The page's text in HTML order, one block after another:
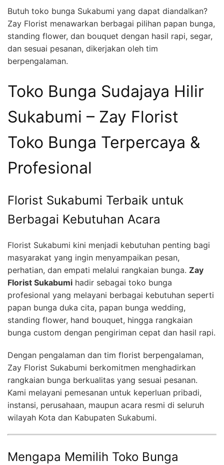
Butuh toko bunga Sukabumi yang dapat diandalkan?
Zay Florist menawarkan berbagai pilihan papan bunga,
standing flower, dan bouquet dengan hasil rapi, segar,
dan sesuai pesanan, dikerjakan oleh tim
berpengalaman.
Toko Bunga Sudajaya Hilir
Sukabumi – Zay Florist
Toko Bunga Terpercaya &
Profesional
Florist Sukabumi Terbaik untuk
Berbagai Kebutuhan Acara
Florist Sukabumi kini menjadi kebutuhan penting bagi
masyarakat yang ingin menyampaikan pesan,
perhatian, dan empati melalui rangkaian bunga. Zay
Florist Sukabumi hadir sebagai toko bunga
profesional yang melayani berbagai kebutuhan seperti
papan bunga duka cita, papan bunga wedding,
standing flower, hand bouquet, hingga rangkaian
bunga custom dengan pengiriman cepat dan hasil rapi.
Dengan pengalaman dan tim florist berpengalaman,
Zay Florist Sukabumi berkomitmen menghadirkan
rangkaian bunga berkualitas yang sesuai pesanan.
Kami melayani pemesanan untuk keperluan pribadi,
instansi, perusahaan, maupun acara resmi di seluruh
wilayah Kota dan Kabupaten Sukabumi.
Mengapa Memilih Toko Bunga